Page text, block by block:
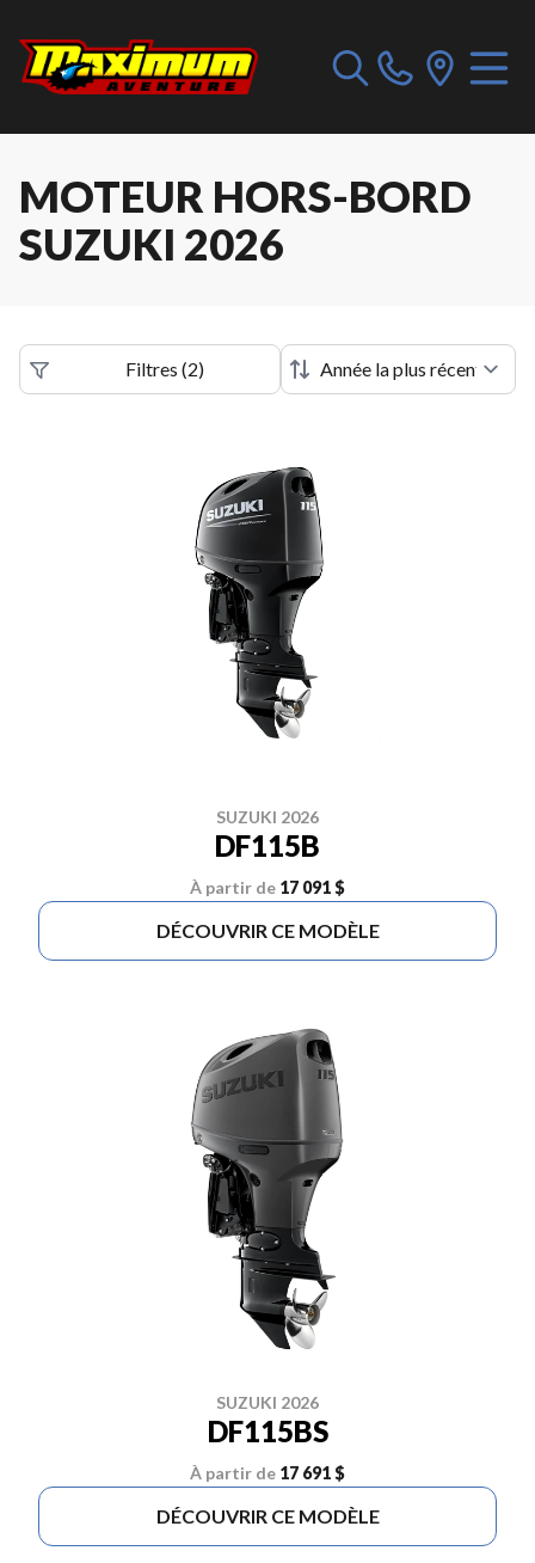
MOTEUR HORS-BORD
SUZUKI 2026
Filtres (2)
SUZUKI 2026
DF115B
À partir de 17 091 $
DÉCOUVRIR CE MODÈLE
SUZUKI 2026
DF115BS
À partir de 17 691 $
DÉCOUVRIR CE MODÈLE